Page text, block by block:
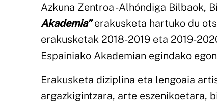
Azkuna Zentroa -Alhóndiga Bilbaok,
Akademia”erakusketa hartuko du
erakusketak 2018-2019 eta 2019-
Espainiako Akademian egindako
Erakusketa diziplina eta lengoaia
argazkigintzara, arte eszenikoetara,